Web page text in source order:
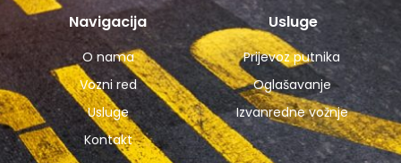
Navigacija
O nama
Vozni red
Usluge
Kontakt
Usluge
Prijevoz putnika
Oglašavanje
Izvanredne vožnje